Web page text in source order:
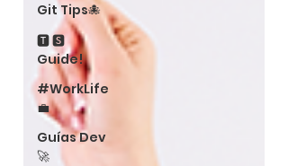
Git Tips🐙
🆃 🆂
Guide!
#WorkLife
💼
Guías Dev
🚀